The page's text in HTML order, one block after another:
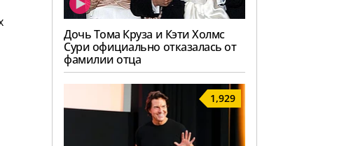
Дочь Тома Круза и Кэти Холмс
Сури официально отказалась от
фамилии отца
1,929